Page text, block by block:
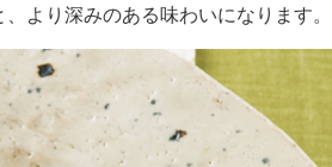
より深みのある味わいになります。